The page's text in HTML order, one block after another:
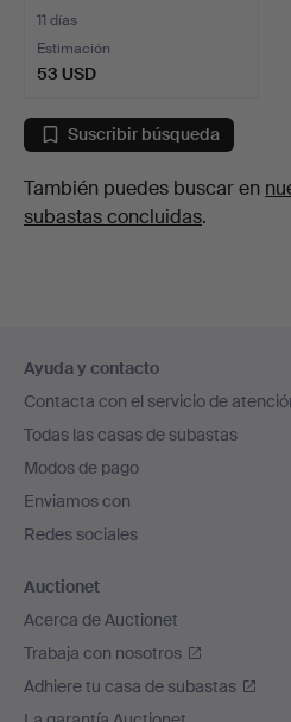
11 días
Estimación
53 USD
Suscribir búsqueda
También puedes buscar en
subastas concluidas.
en
el
pie
de
página
Ayuda y contacto
Contacta con el servicio de
Todas las casas de subastas
Modos de pago
Enviamos con
Redes sociales
Auctionet
Acerca de Auctionet
Trabaja con nosotros
Adhiere tu casa de subastas